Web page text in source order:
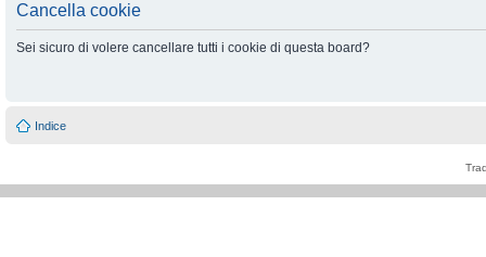
Cancella cookie
Sei sicuro di volere cancellare tutti i cookie di questa board?
Indice